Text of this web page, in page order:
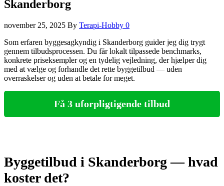
Skanderborg
november 25, 2025 By Terapi-Hobby 0
Som erfaren byggesagkyndig i Skanderborg guider jeg dig trygt
gennem tilbudsprocessen. Du får lokalt tilpassede benchmarks,
konkrete priseksempler og en tydelig vejledning, der hjælper dig
med at vælge og forhandle det rette byggetilbud — uden
overraskelser og uden at betale for meget.
Få 3 uforpligtigende tilbud
Byggetilbud i Skanderborg — hvad
koster det?